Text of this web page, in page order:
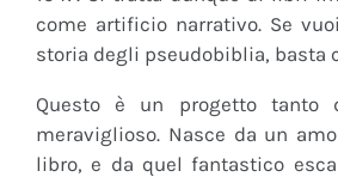
come artificio narrativo. Se
storia degli pseudobiblia, basta
Questo è un progetto tanto
meraviglioso. Nasce da un
libro, e da quel fantastico